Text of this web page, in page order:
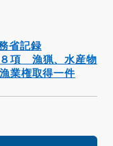
省記録
８項 漁猟、水産物
業権取得一件